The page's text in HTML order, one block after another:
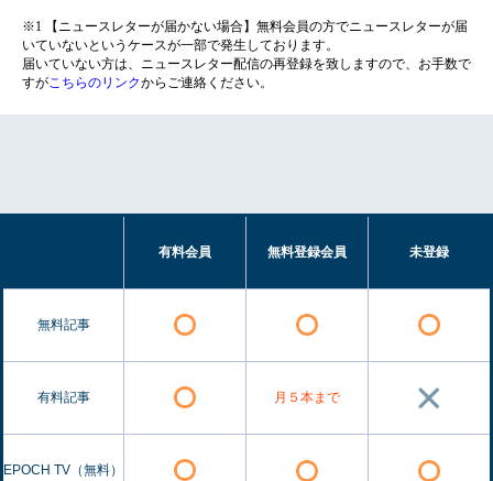
※1 【ニュースレターが届かない場合】無料会員の方でニュースレターが届
いていないというケースが一部で発生しております。
届いていない方は、ニュースレター配信の再登録を致しますので、お手数で
すがこちらのリンクからご連絡ください。
有料会員 無料登録会員 未登録
無料記事
有料記事 月５本まで
EPOCH TV（無料）